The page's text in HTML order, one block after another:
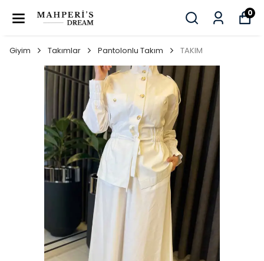
0
Giyim Takımlar Pantolonlu Takım TAKIM